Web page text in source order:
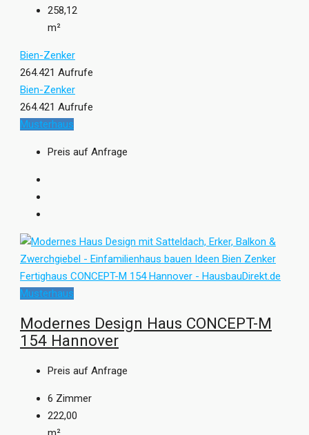
258,12
m²
Bien-Zenker
264.421 Aufrufe
Bien-Zenker
264.421 Aufrufe
Musterhaus
Preis auf Anfrage
Musterhaus
Modernes Design Haus CONCEPT-M
154 Hannover
Preis auf Anfrage
6 Zimmer
222,00